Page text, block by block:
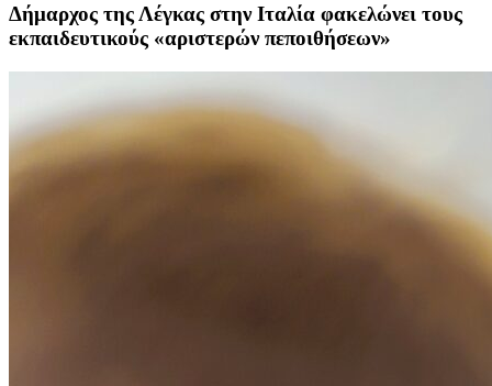
Δήμαρχος της Λέγκας στην Ιταλία φακελώνει τους
εκπαιδευτικούς «αριστερών πεποιθήσεων»